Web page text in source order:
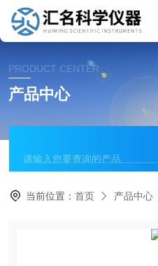
PRODUCT CENTER
产品中心
当前位置：首页 产品中心